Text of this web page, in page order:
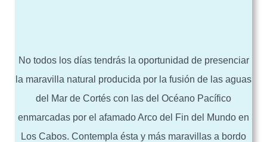
No todos los días tendrás la oportunidad de presenciar
la maravilla natural producida por la fusión de las aguas
del Mar de Cortés con las del Océano Pacífico
enmarcadas por el afamado Arco del Fin del Mundo en
Los Cabos. Contempla ésta y más maravillas a bordo